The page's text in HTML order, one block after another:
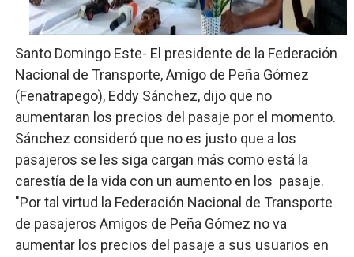
SNS y el SRSO actualizan Manual de Comunicación
Osiris de León responde a Roberto Tineo y a Yeisy
DGPCF: 55 años sembrando desarrollo y
Operativo interagencial frena delitos ambientales y
-Propeep y Gestión Presidencial encabezan entrega
Santo Domingo Este- El presidente de la Federación
Nacional de Transporte, Amigo de Peña Gómez
(Fenatrapego), Eddy Sánchez, dijo que no
aumentaran los precios del pasaje por el momento.
Sánchez consideró que no es justo que a los
pasajeros se les siga cargan más como está la
carestía de la vida con un aumento en los pasaje.
"Por tal virtud la Federación Nacional de Transporte
de pasajeros Amigos de Peña Gómez no va
aumentar los precios del pasaje a sus usuarios en